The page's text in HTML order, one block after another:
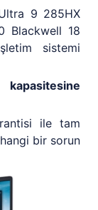
9 285HX
Blackwell 18
sistemi
ile tam
bir sorun